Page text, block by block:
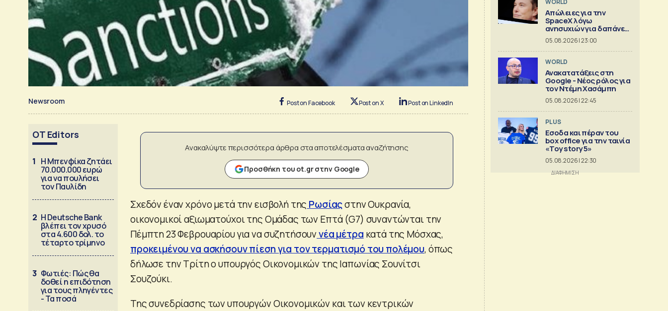
Newsroom Post on Facebook Post on X Post on LinkedIn
OT Editors
1 Η Μπενφίκα ζητάει
70.000.000 ευρώ
για να πουλήσει
τον Παυλίδη
2 Η Deutsche Bank
βλέπει τον χρυσό
στα 4.600 δολ. το
τέταρτο τρίμηνο
3 Φωτιές: Πώς θα
δοθεί η επιδότηση
για τους πληγέντες
- Τα ποσά
Ανακαλύψτε περισσότερα άρθρα στα αποτελέσματα αναζήτησης
Προσθήκη του ot.gr στην Google
Σχεδόν έναν χρόνο μετά την εισβολή της Ρωσίαςστην Ουκρανία,
οικονομικοί αξιωματούχοι της Ομάδας των Επτά (G7) συναντώνται την
Πέμπτη 23 Φεβρουαρίου για να συζητήσουννέα μέτρα κατά της Μόσχας,
προκειμένου να ασκήσουν πίεση για τον τερματισμό του πολέμου, όπως
δήλωσε την Τρίτη ο υπουργός Οικονομικών της Ιαπωνίας Σουνίτσι
Σουζούκι.
Της συνεδρίασης των υπουργών Οικονομικών και των κεντρικών
WORLD
Απώλειες για την
SpaceX λόγω
ανησυχιών για δαπάνες
ΑΙ
05.08.2026 | 23:00
WORLD
Ανακατατάξεις στη
Google - Νέος ρόλος για
τον Ντέμη Χασάμπη
05.08.2026 | 22:45
PLUS
Εσοδα και πέραν του
box office για την ταινία
«Toy story 5»
05.08.2026 | 22:30